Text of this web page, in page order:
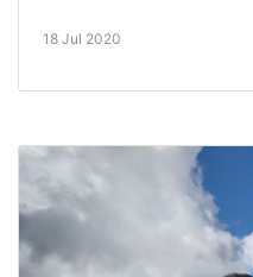
18 Jul 2020